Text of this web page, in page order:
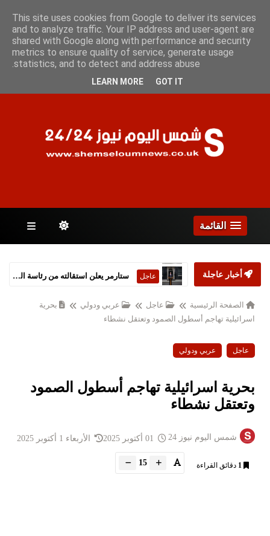
الصفحات
القائمة
أخبار عاجلة عاجل
الصفحة الرئيسية عاجل عربي ودولي
بحرية
اسرائيلية تهاجم أسطول الصمود وتعتقل نشطاء
عاجل عربي ودولي
بحرية اسرائيلية تهاجم أسطول الصمود
وتعتقل نشطاء
شمس اليوم نيوز 24 الأربعاء 1 أكتوبر 2025
1 دقائق القراءة 15
This site uses cookies from Google to deliver its services
and to analyze traffic. Your IP address and user-agent are
shared with Google along with performance and security
metrics to ensure quality of service, generate usage
statistics, and to detect and address abuse.
LEARN MORE GOT IT